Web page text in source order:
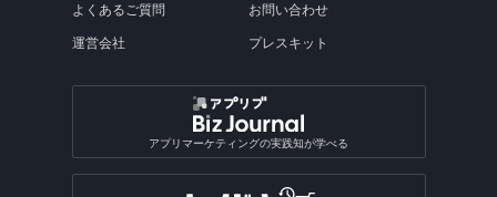
よくあるご質問
運営会社
お問い合わせ
プレスキット
アプリマーケティングの実践知が学べる